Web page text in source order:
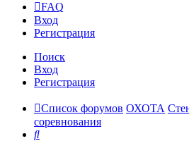
FAQ
Вход
Регистрация
Поиск
Вход
Регистрация
Список форумов ОХОТА
соревнования
Поиск